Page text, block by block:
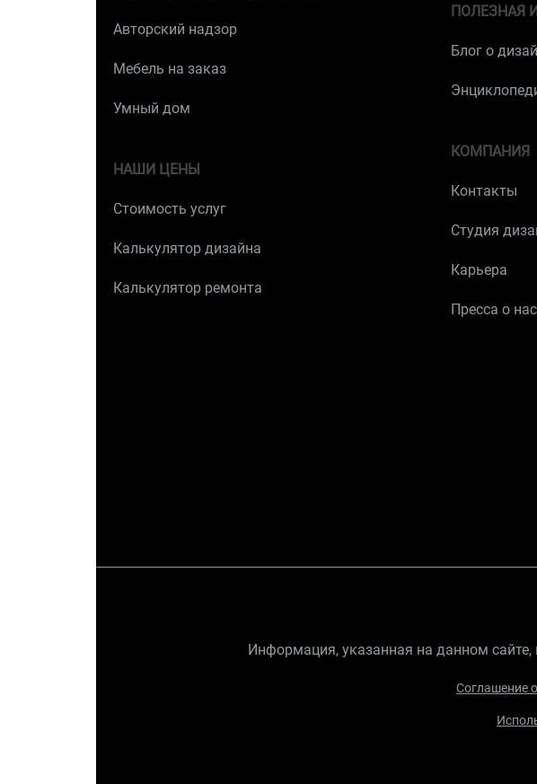
Авторский надзор
Мебель на заказ
Умный дом
НАШИ ЦЕНЫ
Стоимость услуг
Калькулятор дизайна
Калькулятор ремонта
ПОЛЕЗНАЯ
Блог о
КОМПАНИЯ
Контакты
Студия
Карьера
Пресса о нас
Информация, указанная на данном сайте,
Соглашение